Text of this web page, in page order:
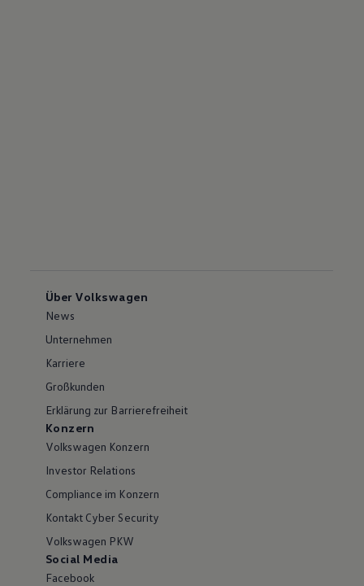
Über Volkswagen
News
Unternehmen
Karriere
Großkunden
Erklärung zur Barrierefreiheit
Konzern
Volkswagen Konzern
Investor Relations
Compliance im Konzern
Kontakt Cyber Security
Volkswagen PKW
Social Media
Facebook